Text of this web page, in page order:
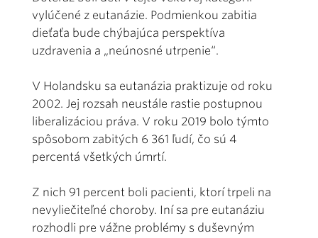
vylúčené z eutanázie. Podmienkou zabitia
dieťaťa bude chýbajúca perspektíva
uzdravenia a „neúnosné utrpenie“.
V Holandsku sa eutanázia praktizuje od roku
2002. Jej rozsah neustále rastie postupnou
liberalizáciou práva. V roku 2019 bolo týmto
spôsobom zabitých 6 361 ľudí, čo sú 4
percentá všetkých úmrtí.
Z nich 91 percent boli pacienti, ktorí trpeli na
nevyliečiteľné choroby. Iní sa pre eutanáziu
rozhodli pre vážne problémy s duševným